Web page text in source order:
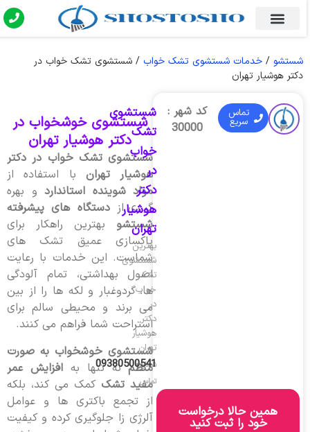
شستشو/ خدمات شستشوی تشک خواب/ شستشوی تشک خواب در
دکتر هوشیار تهران
شستشوی خوشخواب در
دکتر هوشیار تهران
شستشوی تشک خواب در دکتر
هوشیار تهران
با استفاده از
مواد شوینده استانداردو بهره
گیری از دستگاه های پیشرفته
شستشوبهترین راهکار برای
پاکسازی عمیق تشک های
شماست. این خدمات با رعایت
اصول بهداشتی، تمام آلودگی
ها، گردوغبار و لکه ها را از بین
می برند و محیطی سالم برای
استراحت شما فراهم می کنند.
شستشوی خوشخواب به صورت
منظمنه تنها به افزایش عمر
مفید تشککمک می کند، بلکه
از تجمع باکتری ها و عوامل
آلرژی زا جلوگیری کرده و کیفیت
تماس
سریع
کد شهر :
30000
شستشوی
تشک
خواب
در
دکتر
هوشیار
تهران
بهترین
شستشوی
تشک
خواب
در
دکتر
هوشیار
تهران
شماره
تماس
09380500541
همین حالا درخواست
خود را ثبت کنید